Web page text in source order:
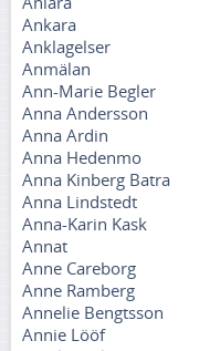
Ankara
Anklagelser
Anmälan
Ann-Marie Begler
Anna Andersson
Anna Ardin
Anna Hedenmo
Anna Kinberg Batra
Anna Lindstedt
Anna-Karin Kask
Annat
Anne Careborg
Anne Ramberg
Annelie Bengtsson
Annie Lööf